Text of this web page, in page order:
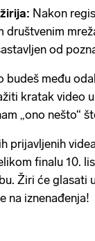
Nakon
društvenim
od
budeš među
kratak video
„ono nešto“
prijavljenih
finalu 10.
Žiri će glasati
na iznenađenja!